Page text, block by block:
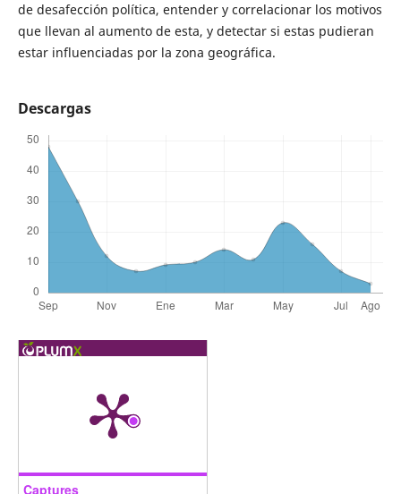
de desafección política, entender y correlacionar los motivos
que llevan al aumento de esta, y detectar si estas pudieran
estar influenciadas por la zona geográfica.
Descargas
Captures